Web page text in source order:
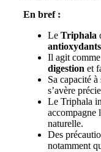
En bref :
Le Triphala
antioxydants
Il agit
digestion et
Sa capacité
s’avère
Le Triphala
accompagne
naturelle.
Des
notamment